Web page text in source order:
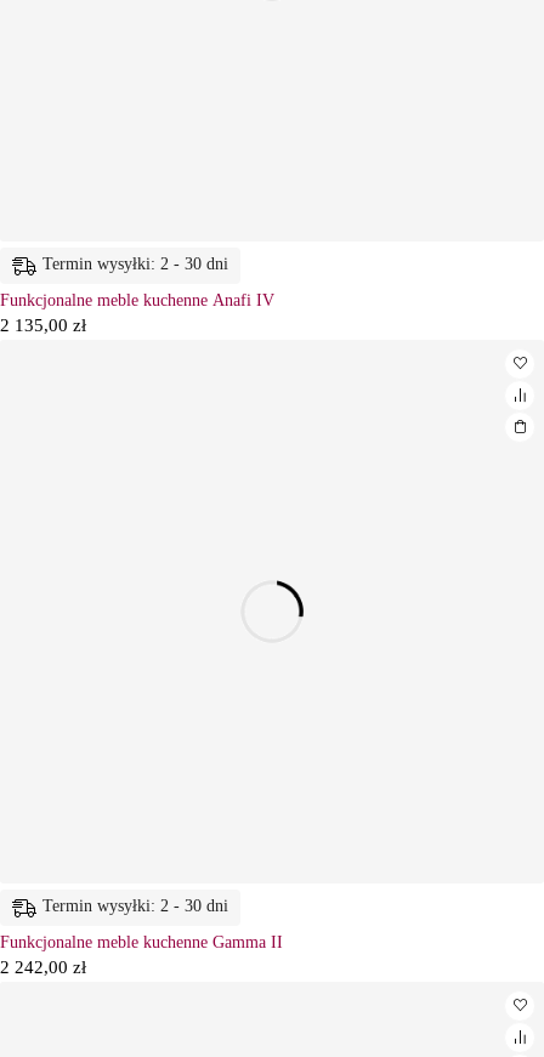
Termin wysyłki: 2 - 30 dni
Funkcjonalne meble kuchenne Anafi IV
2 135,00 zł
Termin wysyłki: 2 - 30 dni
Funkcjonalne meble kuchenne Gamma II
2 242,00 zł